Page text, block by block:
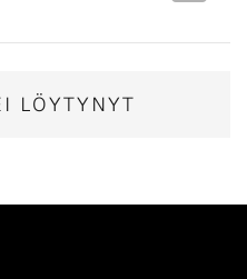
LÖYTYNYT